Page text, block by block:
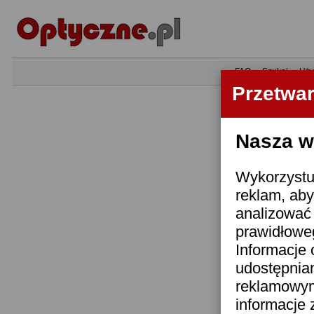
Nasza
reklam,
Informacje
informacje
•FAQ•Szukaj•